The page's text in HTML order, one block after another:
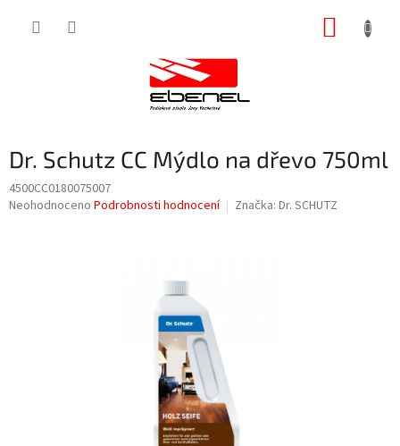
Dr. Schutz CC Mýdlo na dřevo 750ml
4500CC0180075007
Průměrné
Neohodnoceno Podrobnosti hodnocení Značka: Dr. SCHUTZ